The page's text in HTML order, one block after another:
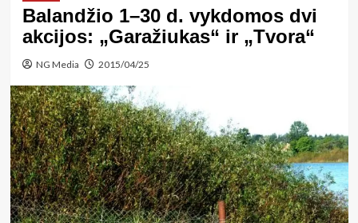
Balandžio 1–30 d. vykdomos dvi
akcijos: „Garažiukas“ ir „Tvora“
NG Media 2015/04/25